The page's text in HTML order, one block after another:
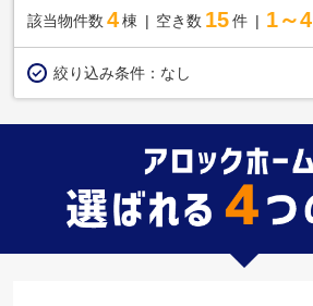
該当物件数 4棟 空き数 15 件 1～4
絞り込み条件： なし